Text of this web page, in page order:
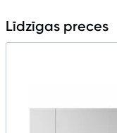
Līdzīgas preces